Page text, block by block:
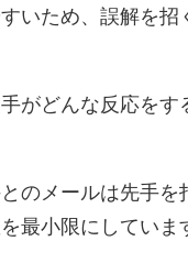
いため、誤解を
がどんな反応を
のメールは先手
最小限にしていま